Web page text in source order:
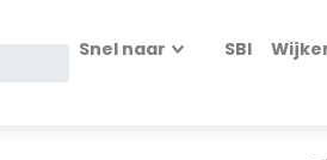
Snel naar SBI